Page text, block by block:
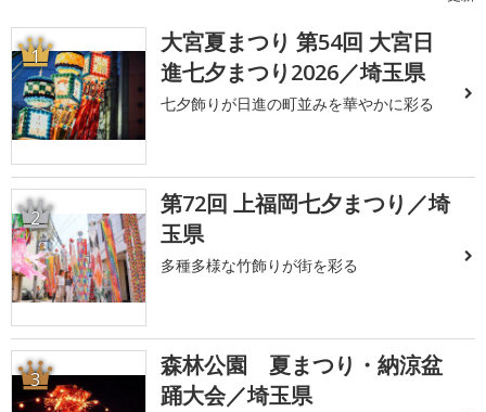
1
大宮夏まつり 第54回 大宮日
進七夕まつり2026／埼玉県
七夕飾りが日進の町並みを華やかに彩る
2
第72回 上福岡七夕まつり／埼
玉県
多種多様な竹飾りが街を彩る
3
森林公園 夏まつり・納涼盆
踊大会／埼玉県